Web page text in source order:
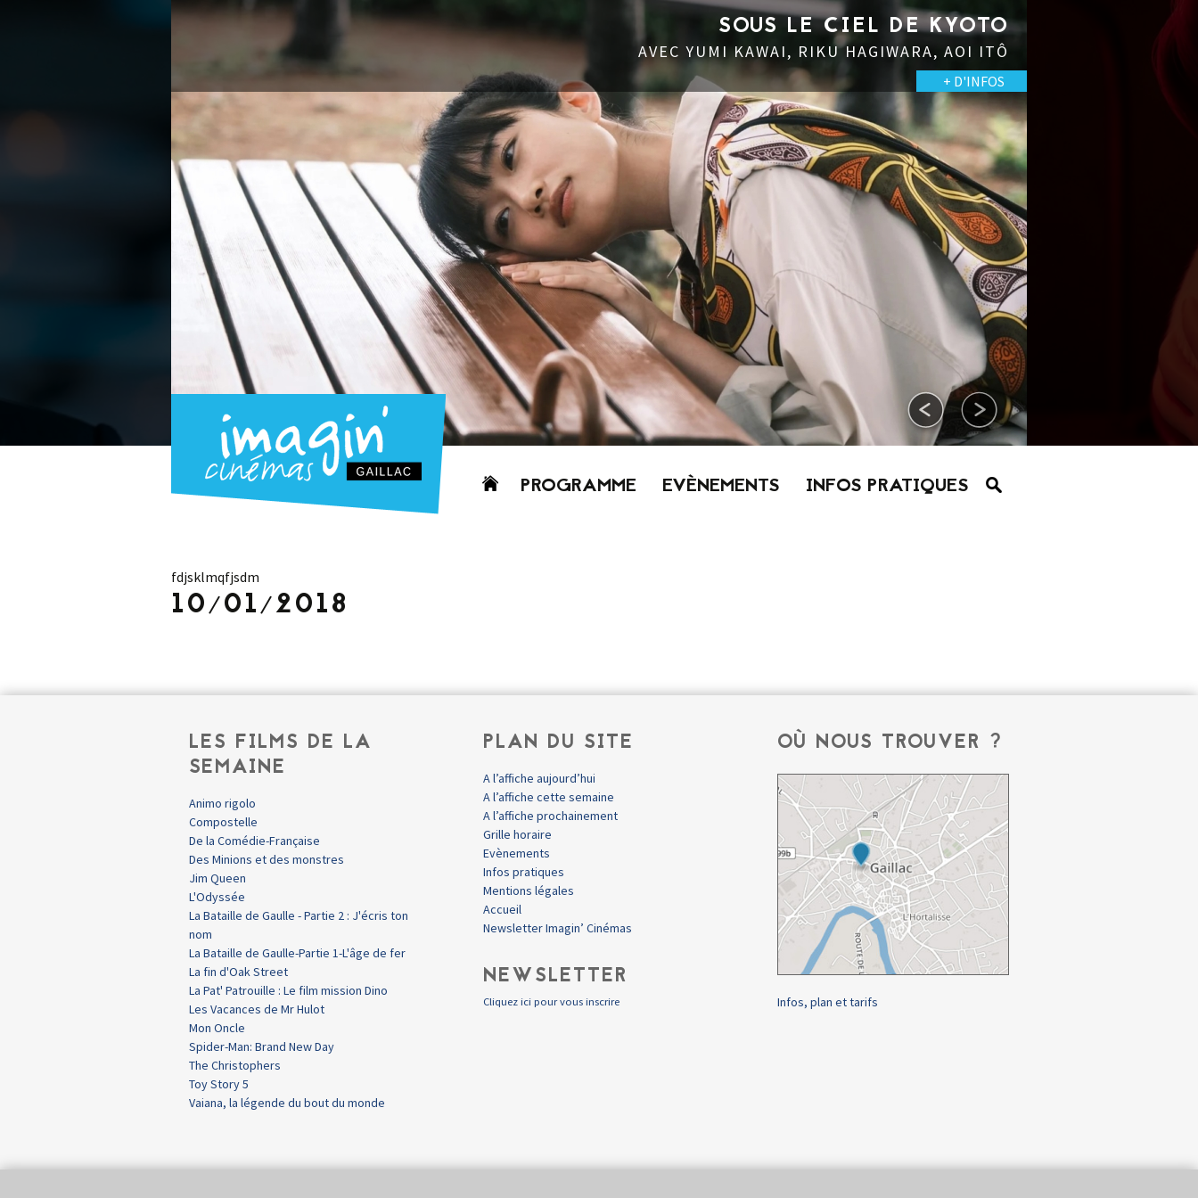
SOUS LE CIEL DE KYOTO
AVEC YUMI KAWAI, RIKU HAGIWARA, AOI ITÔ
+ D'INFOS
Aller
PROGRAMME EVÈNEMENTS INFOS PRATIQUES
fdjsklmqfjsdm
10/01/2018
LES FILMS DE LA
SEMAINE
Animo rigolo
Compostelle
De la Comédie-Française
Des Minions et des monstres
Jim Queen
L'Odyssée
La Bataille de Gaulle - Partie 2 : J'écris ton
nom
La Bataille de Gaulle-Partie 1-L'âge de fer
La fin d'Oak Street
La Pat' Patrouille : Le film mission Dino
Les Vacances de Mr Hulot
Mon Oncle
Spider-Man: Brand New Day
The Christophers
Toy Story 5
Vaiana, la légende du bout du monde
PLAN DU SITE
A l’affiche aujourd’hui
A l’affiche cette semaine
A l’affiche prochainement
Grille horaire
Evènements
Infos pratiques
Mentions légales
Accueil
Newsletter Imagin’ Cinémas
NEWSLETTER
Cliquez ici pour vous inscrire
OÙ NOUS TROUVER ?
Infos, plan et tarifs